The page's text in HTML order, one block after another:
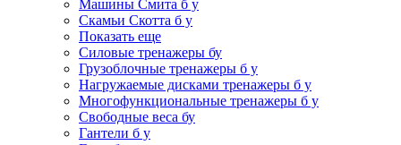
Машины Смита б у
Скамьи Скотта б у
Показать еще
Силовые тренажеры бу
Грузоблочные тренажеры б у
Нагружаемые дисками тренажеры б у
Многофункциональные тренажеры б у
Свободные веса бу
Гантели б у